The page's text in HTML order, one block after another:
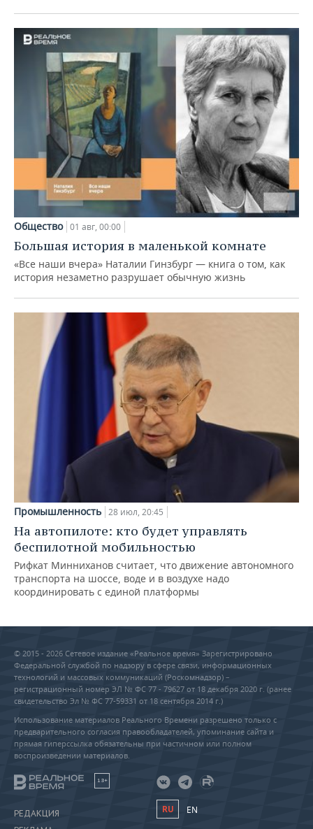
Общество 01 авг, 00:00
Большая история в маленькой комнате
«Все наши вчера» Наталии Гинзбург — книга о том, как
история незаметно разрушает обычную жизнь
Промышленность 28 июл, 20:45
На автопилоте: кто будет управлять
беспилотной мобильностью
Рифкат Минниханов считает, что движение автономного
транспорта на шоссе, воде и в воздухе надо
координировать с единой платформы
© 2015 - 2026 Сетевое издание «Реальное время» Зарегистрировано
Федеральной службой по надзору в сфере связи, информационных
технологий и массовых коммуникаций (Роскомнадзор) –
регистрационный номер ЭЛ № ФС 77 - 79627 от 18 декабря 2020 г. (ранее
свидетельство Эл № ФС 77-59331 от 18 сентября 2014 г.)
Использование материалов Реального Времени разрешено только с
предварительного согласия правообладателей, упоминание сайта и
прямая гиперссылка обязательны при частичном или полном
воспроизведении материалов.
18+
РЕДАКЦИЯ
RU EN